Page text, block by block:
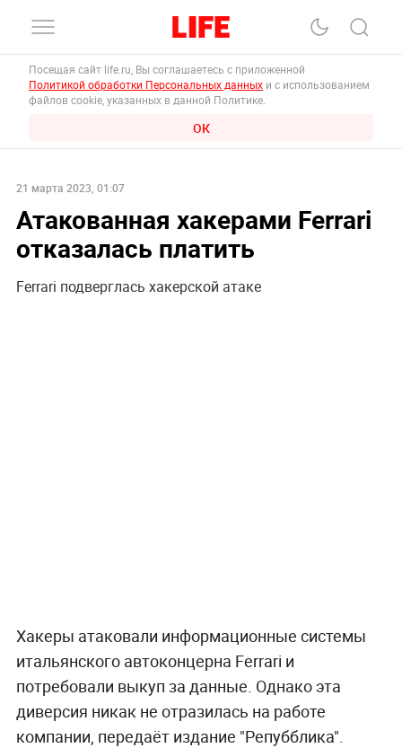
Посещая сайт life.ru, Вы соглашаетесь с приложенной
Политикой обработки Персональных данных и с использованием
файлов cookie, указанных в данной Политике.
ОК
21 марта 2023, 01:07
Атакованная хакерами Ferrari
отказалась платить
Ferrari подверглась хакерской атаке
Хакеры атаковали информационные системы
итальянского автоконцерна Ferrari и
потребовали выкуп за данные. Однако эта
диверсия никак не отразилась на работе
компании, передаёт издание "Репубблика".